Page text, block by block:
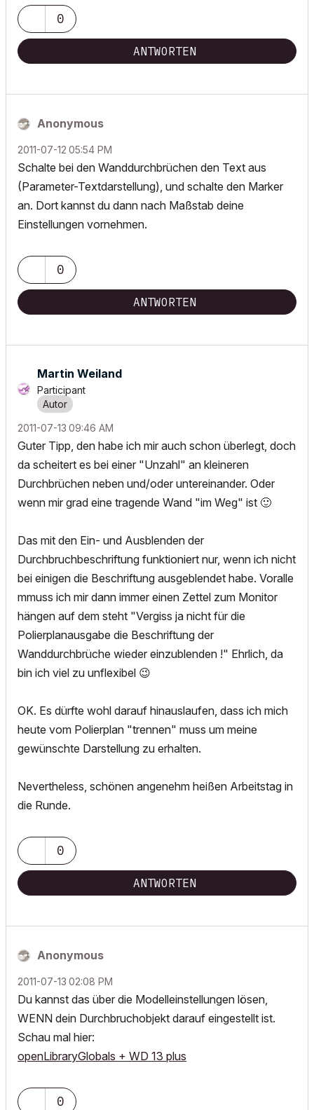
0
ANTWORTEN
Anonymous
‎2011-07-12 05:54 PM
Schalte bei den Wanddurchbrüchen den Text aus
(Parameter-Textdarstellung), und schalte den Marker
an. Dort kannst du dann nach Maßstab deine
Einstellungen vornehmen.
0
ANTWORTEN
Martin Weiland
Participant
‎2011-07-13 09:46 AM
Guter Tipp, den habe ich mir auch schon überlegt, doch
da scheitert es bei einer "Unzahl" an kleineren
Durchbrüchen neben und/oder untereinander. Oder
wenn mir grad eine tragende Wand "im Weg" ist 🙂
Das mit den Ein- und Ausblenden der
Durchbruchbeschriftung funktioniert nur, wenn ich nicht
bei einigen die Beschriftung ausgeblendet habe. Voralle
mmuss ich mir dann immer einen Zettel zum Monitor
hängen auf dem steht "Vergiss ja nicht für die
Polierplanausgabe die Beschriftung der
Wanddurchbrüche wieder einzublenden !" Ehrlich, da
bin ich viel zu unflexibel 😉
OK. Es dürfte wohl darauf hinauslaufen, dass ich mich
heute vom Polierplan "trennen" muss um meine
gewünschte Darstellung zu erhalten.
Nevertheless, schönen angenehm heißen Arbeitstag in
die Runde.
0
ANTWORTEN
Anonymous
‎2011-07-13 02:08 PM
Du kannst das über die Modelleinstellungen lösen,
WENN dein Durchbruchobjekt darauf eingestellt ist.
Schau mal hier:
openLibraryGlobals + WD 13 plus
0